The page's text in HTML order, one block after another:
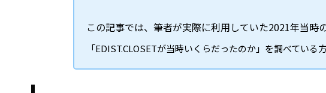
この記事では、筆者が実際に利用していた2021年当時
「EDIST.CLOSETが当時いくらだったのか」を調べている